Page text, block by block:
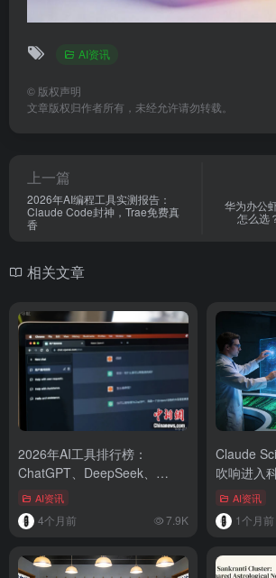
AI资讯
© 版权声明
文章版权归作者所有，未经允许请勿转载。
上一篇
2026年AI编程工具实测报告：
Claude Code封神，Trae免费真
香
华为办公
怎么选
相关文章
2026年AI工具排行榜：
ChatGPT、DeepSeek、
Claude、Gemini谁更强？
AI资讯
4个月前 7.9K
Claude
吹响进入
AI资讯
1个月前